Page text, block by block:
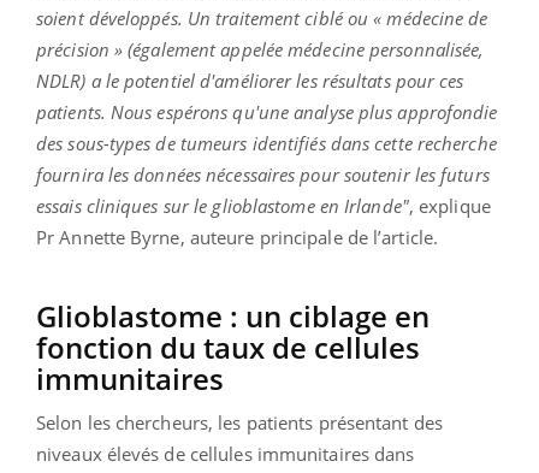
soient développés. Un traitement ciblé ou « médecine de
précision » (également appelée médecine personnalisée,
NDLR) a le potentiel d'améliorer les résultats pour ces
patients. Nous espérons qu'une analyse plus approfondie
des sous-types de tumeurs identifiés dans cette recherche
fournira les données nécessaires pour soutenir les futurs
essais cliniques sur le glioblastome en Irlande", explique
Pr Annette Byrne, auteure principale de l’article.
Glioblastome : un ciblage en
fonction du taux de cellules
immunitaires
Selon les chercheurs, les patients présentant des
niveaux élevés de cellules immunitaires dans